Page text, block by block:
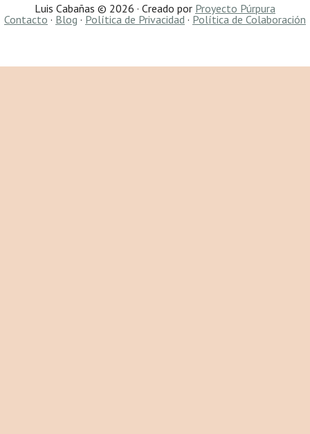
Luis Cabañas © 2026 · Creado por Proyecto Púrpura
Contacto · Blog · Política de Privacidad · Política de Colaboración